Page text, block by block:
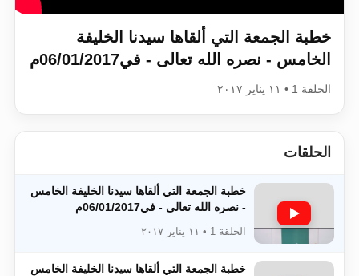
اقرأ هذا الكتاب وتعرّف على حقيقة
خطبة الجمعة التي ألقاها سيدنا الخليفة
الخامس - نصره الله تعالى - في06/01/2017م
الحلقة 1 • ١١ يناير ٢٠١٧
الحلقات
خطبة الجمعة التي ألقاها سيدنا الخليفة الخامس
- نصره الله تعالى - في06/01/2017م
الحلقة 1 • ١١ يناير ٢٠١٧
خطبة الجمعة التي ألقاها سيدنا الخليفة الخامس